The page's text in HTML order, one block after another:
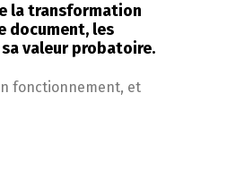
la transformation
document, les
valeur probatoire.
fonctionnement, et